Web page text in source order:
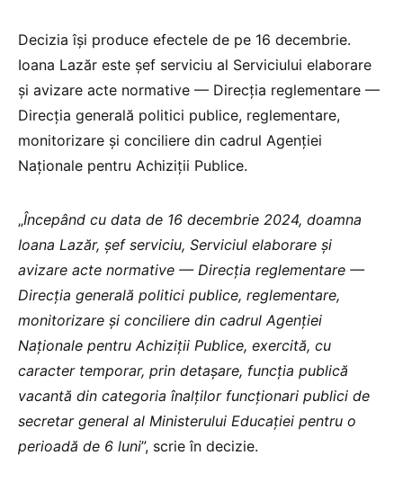
Decizia își produce efectele de pe 16 decembrie.
Ioana Lazăr este șef serviciu al Serviciului elaborare
și avizare acte normative — Direcția reglementare —
Direcția generală politici publice, reglementare,
monitorizare și conciliere din cadrul Agenției
Naționale pentru Achiziții Publice.
„Începând cu data de 16 decembrie 2024, doamna
Ioana Lazăr, șef serviciu, Serviciul elaborare și
avizare acte normative — Direcția reglementare —
Direcția generală politici publice, reglementare,
monitorizare și conciliere din cadrul Agenției
Naționale pentru Achiziții Publice, exercită, cu
caracter temporar, prin detașare, funcția publică
vacantă din categoria înalților funcționari publici de
secretar general al Ministerului Educației pentru o
perioadă de 6 luni”, scrie în decizie.